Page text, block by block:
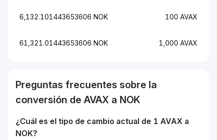
6,132.101443653606 NOK 100 AVAX
61,321.01443653606 NOK 1,000 AVAX
Preguntas frecuentes sobre la
conversión de AVAX a NOK
¿Cuál es el tipo de cambio actual de 1 AVAX a
NOK?